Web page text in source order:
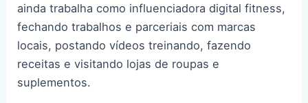
ainda trabalha como influenciadora digital fitness,
fechando trabalhos e parceriais com marcas
locais, postando vídeos treinando, fazendo
receitas e visitando lojas de roupas e
suplementos.